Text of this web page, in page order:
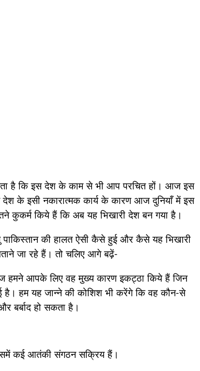
है कि इस देश के काम से भी आप परचित हों। आज इस
देश के इसी नकारात्मक कार्य के कारण आज दुनियाँ में इस
कुकर्म किये हैं कि अब यह भिखारी देश बन गया है।
की हालत ऐसी कैसे हुई और कैसे यह भिखारी
जा रहे हैं। तो चलिए आगे बढ़ें-
हमने आपके लिए वह मुख्य कारण इकट्ठा किये हैं जिन
है। हम यह जान्ने की कोशिश भी करेंगे कि वह कौन-से
बर्बाद हो सकता है।
कई आतंकी संगठन सक्रिय हैं।